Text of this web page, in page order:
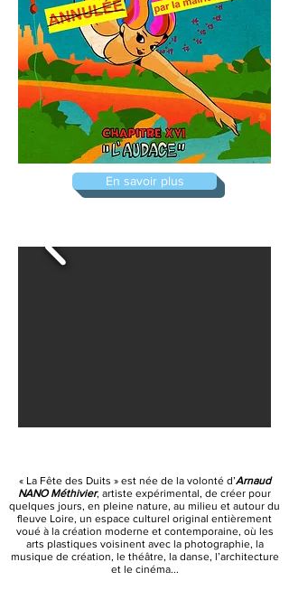
En savoir plus
« La Fête des Duits » est née de la volonté d’Arnaud
NANO Méthivier, artiste expérimental, de créer pour
quelques jours, en pleine nature, au milieu et autour du
fleuve Loire, un espace culturel original entièrement
voué à la création moderne et contemporaine, où les
arts plastiques voisinent avec la photographie, la
musique de création, le théâtre, la danse, l’architecture
et le cinéma...